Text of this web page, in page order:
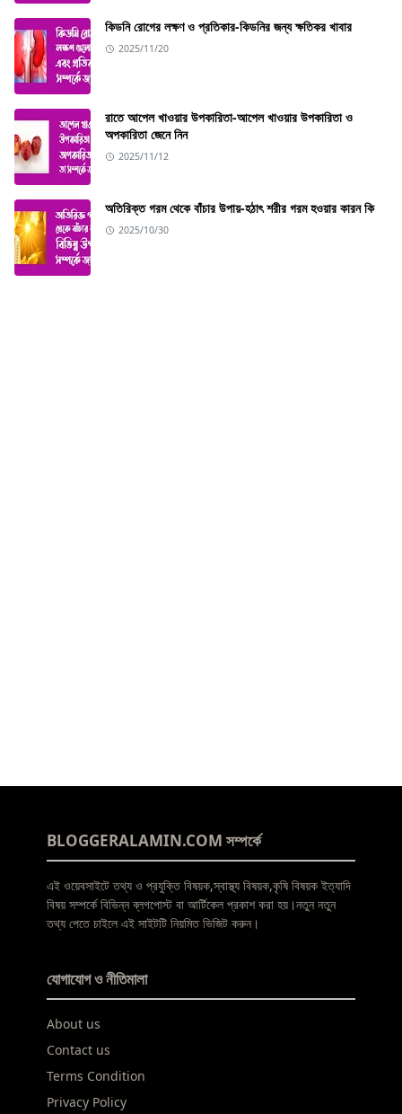
কিডনি রোগের লক্ষণ ও প্রতিকার-কিডনির জন্য ক্ষতিকর খাবার
2025/11/20
রাতে আপেল খাওয়ার উপকারিতা-আপেল খাওয়ার উপকারিতা ও
অপকারিতা জেনে নিন
2025/11/12
অতিরিক্ত গরম থেকে বাঁচার উপায়-হঠাৎ শরীর গরম হওয়ার কারন কি
2025/10/30
BLOGGERALAMIN.COM সম্পর্কে
এই ওয়েবসাইটে তথ্য ও প্রযুক্তি বিষয়ক,স্বাস্থ্য বিষয়ক,কৃষি বিষয়ক ইত্যাদি
বিষয় সম্পর্কে বিভিন্ন ব্লগপোস্ট বা আর্টিকেল প্রকাশ করা হয়।নতুন নতুন
তথ্য পেতে চাইলে এই সাইটটি নিয়মিত ভিজিট করুন।
যোগাযোগ ও নীতিমালা
About us
Contact us
Terms Condition
Privacy Policy